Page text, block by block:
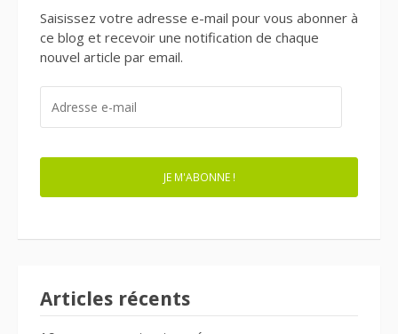
Saisissez votre adresse e-mail pour vous abonner à
ce blog et recevoir une notification de chaque
nouvel article par email.
MAIL
JE M'ABONNE !
Articles récents